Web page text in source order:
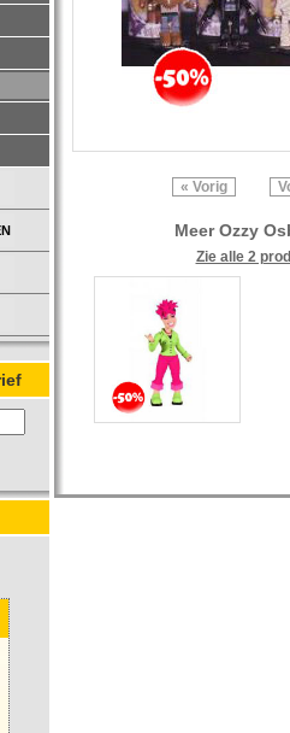
« Vorig
Meer Ozzy
Zie alle 2